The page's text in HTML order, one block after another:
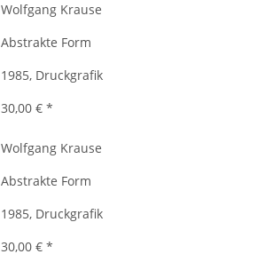
Wolfgang Krause
Abstrakte Form
1985, Druckgrafik
30,00 €*
Wolfgang Krause
Abstrakte Form
1985, Druckgrafik
30,00 €*